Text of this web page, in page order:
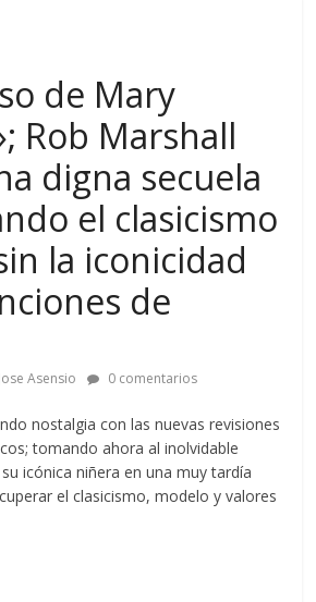
de Mary
Rob Marshall
digna secuela
el clasicismo
la iconicidad
de
Jose Asensio 0 comentarios
nostalgia con las nuevas revisiones
tomando ahora al inolvidable
icónica niñera en una muy tardía
el clasicismo, modelo y valores